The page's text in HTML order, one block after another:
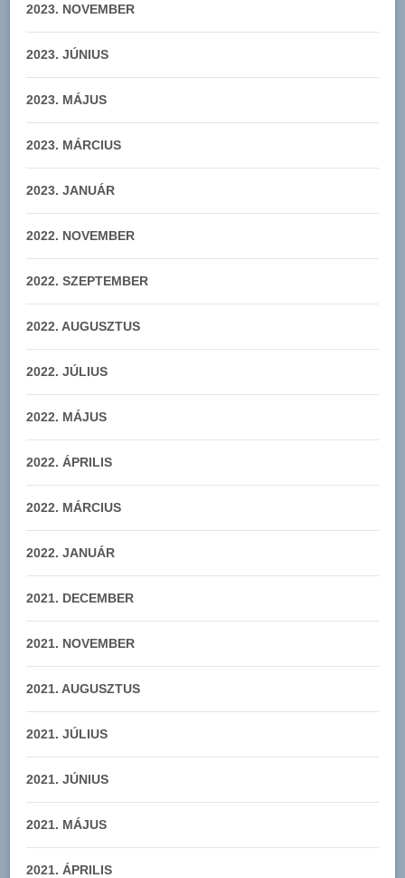
2023. NOVEMBER
2023. JÚNIUS
2023. MÁJUS
2023. MÁRCIUS
2023. JANUÁR
2022. NOVEMBER
2022. SZEPTEMBER
2022. AUGUSZTUS
2022. JÚLIUS
2022. MÁJUS
2022. ÁPRILIS
2022. MÁRCIUS
2022. JANUÁR
2021. DECEMBER
2021. NOVEMBER
2021. AUGUSZTUS
2021. JÚLIUS
2021. JÚNIUS
2021. MÁJUS
2021. ÁPRILIS